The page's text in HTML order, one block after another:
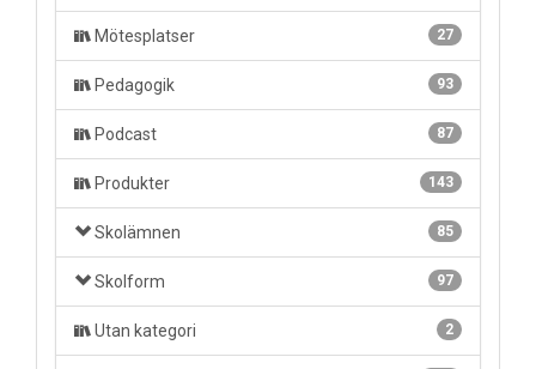
27
Mötesplatser
93
Pedagogik
87
Podcast
143
Produkter
85
Skolämnen
97
Skolform
2
Utan kategori